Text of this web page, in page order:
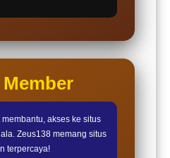
akses ke situs
Zeus138 memang situs
terpercaya!